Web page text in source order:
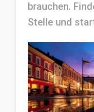
brauchen.
Stelle und